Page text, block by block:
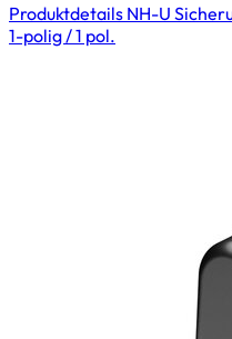
Produktdetails NH-U
1-polig / 1 pol.